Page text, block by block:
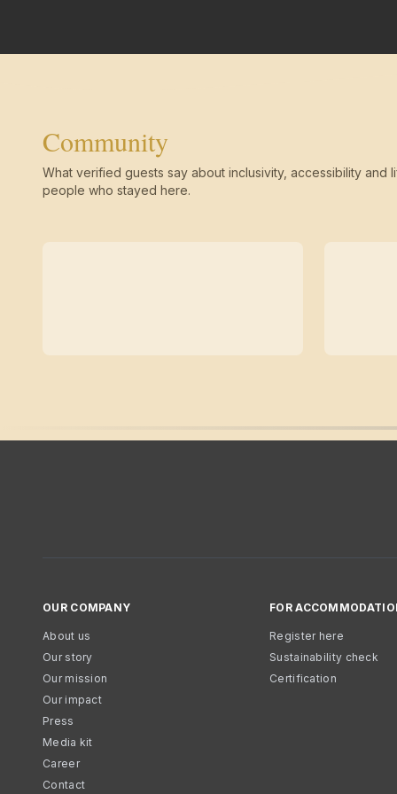
Community
What verified guests say about inclusivity, accessibility and
people who stayed here.
OUR COMPANY
About us
Our story
Our mission
Our impact
Press
Media kit
Career
Contact
FOR
Register here
Sustainability check
Certification